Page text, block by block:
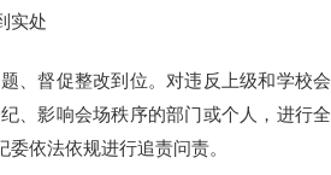
实处
、督促整改到位。对违反上级和学校
、影响会场秩序的部门或个人，进行
依法依规进行追责问责。